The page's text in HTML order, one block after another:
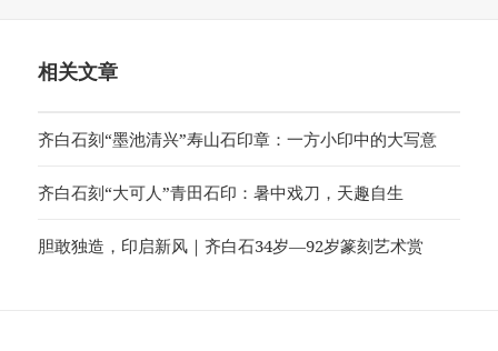
相关文章
齐白石刻“墨池清兴”寿山石印章：一方小印中的大写意
齐白石刻“大可人”青田石印：暑中戏刀，天趣自生
胆敢独造，印启新风｜齐白石34岁—92岁篆刻艺术赏